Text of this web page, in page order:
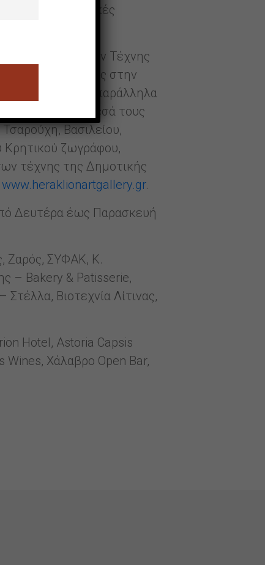
και περιοδικές
Συλλογή Έργων Τέχνης
θεμελίωσής της στην
δημιουργήθηκε παράλληλα
ανάμεσά τους
Βασιλείου,
Κρητικού ζωγράφου,
τέχνης της Δημοτικής
www.heraklionartgallery.gr.
Δευτέρα έως Παρασκευή
Ζαρός, ΣΥΦΑΚ, K.
– Bakery & Patisserie,
Βιοτεχνία Λίτινας,
Hotel, Astoria Capsis
Wines, Χάλαβρο Open Bar,